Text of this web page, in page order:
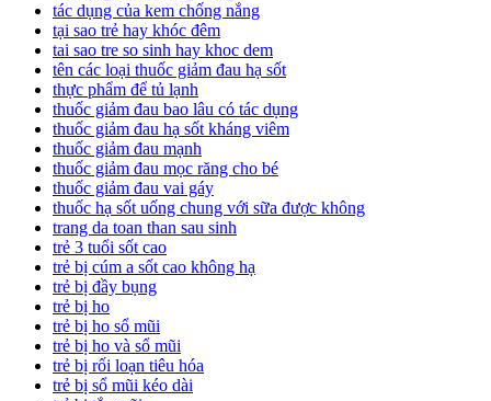
tác dụng của kem chống nắng
tại sao trẻ hay khóc đêm
tai sao tre so sinh hay khoc dem
tên các loại thuốc giảm đau hạ sốt
thực phẩm để tủ lạnh
thuốc giảm đau bao lâu có tác dụng
thuốc giảm đau hạ sốt kháng viêm
thuốc giảm đau mạnh
thuốc giảm đau mọc răng cho bé
thuốc giảm đau vai gáy
thuốc hạ sốt uống chung với sữa được không
trang da toan than sau sinh
trẻ 3 tuổi sốt cao
trẻ bị cúm a sốt cao không hạ
trẻ bị đầy bụng
trẻ bị ho
trẻ bị ho sổ mũi
trẻ bị ho và sổ mũi
trẻ bị rối loạn tiêu hóa
trẻ bị sổ mũi kéo dài